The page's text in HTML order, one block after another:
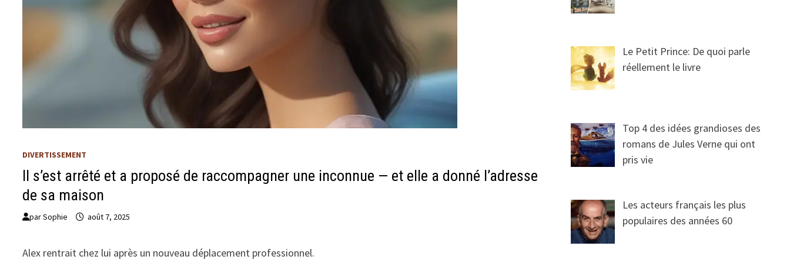
DIVERTISSEMENT
Il s’est arrêté et a proposé de raccompagner une inconnue — et elle a donné l’adresse
de sa maison
parSophie août 7, 2025
Alex rentrait chez lui après un nouveau déplacement professionnel.
Le Petit Prince: De quoi parle
réellement le livre
Top 4 des idées grandioses des
romans de Jules Verne qui ont
pris vie
Les acteurs français les plus
populaires des années 60